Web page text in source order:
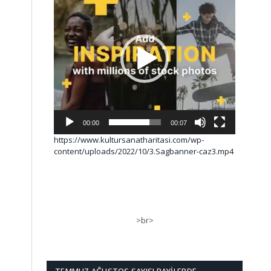
00:00 00:07
https://www.kultursanatharitasi.com/wp-
content/uploads/2022/10/3.Sagbanner-caz3.mp4
>br>